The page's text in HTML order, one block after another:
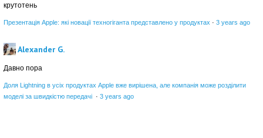
крутотень
Презентація Apple: які новації техногіганта представлено у продуктах · 3 years ago
Alexander G.
Давно пора
Доля Lightning в усіх продуктах Apple вже вирішена, але компанія може розділити
моделі за швидкістю передачі · 3 years ago